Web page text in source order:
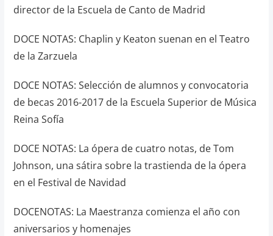
director de la Escuela de Canto de Madrid
DOCE NOTAS: Chaplin y Keaton suenan en el Teatro
de la Zarzuela
DOCE NOTAS: Selección de alumnos y convocatoria
de becas 2016-2017 de la Escuela Superior de Música
Reina Sofía
DOCE NOTAS: La ópera de cuatro notas, de Tom
Johnson, una sátira sobre la trastienda de la ópera
en el Festival de Navidad
DOCENOTAS: La Maestranza comienza el año con
aniversarios y homenajes